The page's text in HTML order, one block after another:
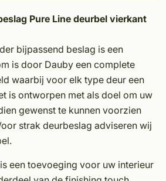
Pure Line deurbel vierkant
bijpassend beslag is een
is door Dauby een complete
waarbij voor elk type deur een
is ontworpen met als doel om uw
gewenst te kunnen voorzien
strak deurbeslag adviseren wij
een toevoeging voor uw interieur